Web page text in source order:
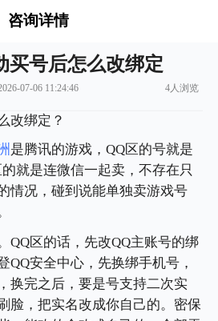
咨询详情
买号后怎么改绑定
07-06 11:24:46 4人浏览
改绑定？
是腾讯的游戏，QQ区的号就是
就是连微信一起卖，不存在只
情况，碰到说能单独卖游戏号
QQ区的话，先改QQ主账号的绑
QQ安全中心，先换绑手机号，
换完之后，要是号支持二次实
脸，把实名改成你自己的。密保